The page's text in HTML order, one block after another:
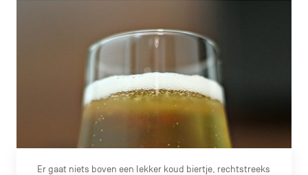
Er gaat niets boven een lekker koud biertje, rechtstreeks